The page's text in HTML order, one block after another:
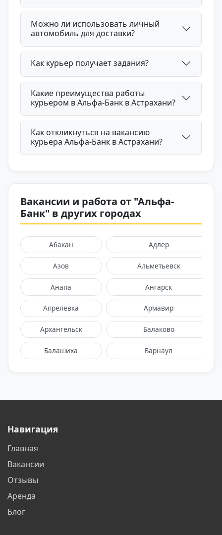
Можно ли использовать личный
автомобиль для доставки?
Как курьер получает задания?
Какие преимущества работы
курьером в Альфа-Банк в Астрахани?
Как откликнуться на вакансию
курьера Альфа-Банк в Астрахани?
Вакансии и работа от "Альфа-
Банк" в других городах
Абакан Адлер
Азов Альметьевск
Анапа Ангарск
Апрелевка Армавир
Архангельск Балаково
Балашиха Барнаул
Брянск
Навигация
Главная
Вакансии
Отзывы
Аренда
Блог